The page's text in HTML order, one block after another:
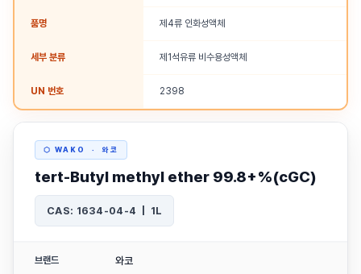
품명 제4류 인화성액체
세부 분류 제1석유류 비수용성액체
UN 번호 2398
⬡ WAKO · 와코
tert-Butyl methyl ether 99.8+%(cGC)
CAS: 1634-04-4 | 1L
브랜드 와코